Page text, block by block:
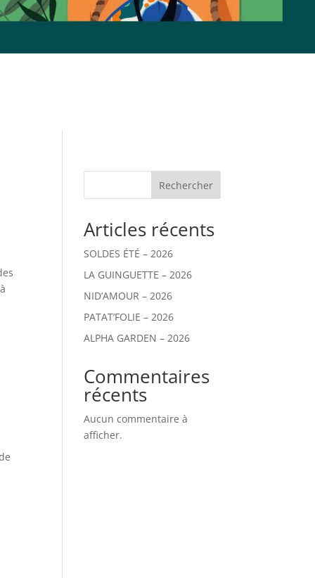
Rechercher
Articles récents
SOLDES ÉTÉ – 2026
LA GUINGUETTE – 2026
NID’AMOUR – 2026
PATAT’FOLIE – 2026
ALPHA GARDEN – 2026
Commentaires
récents
Aucun commentaire à
afficher.